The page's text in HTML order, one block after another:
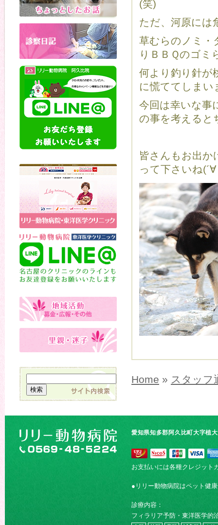
(笑)
ただ、河原に
草むらのノミ・
りＢＢＱのゴミ
何より釣り針が
に慌ててしまい
今回は幸いな事
の事を考えると
皆さんもお出か
って下さいね
Home » スタッフ
愛知県知多郡阿久比町大字植
お支払いには各種クレジット
●リリー動物病院はペット健
診療内容：
フィラリア予防・東洋医学的